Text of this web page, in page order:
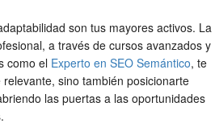
son tus mayores activos. La
a través de cursos avanzados y
como el Experto en SEO Semántico, te
sino también posicionarte
las puertas a las oportunidades